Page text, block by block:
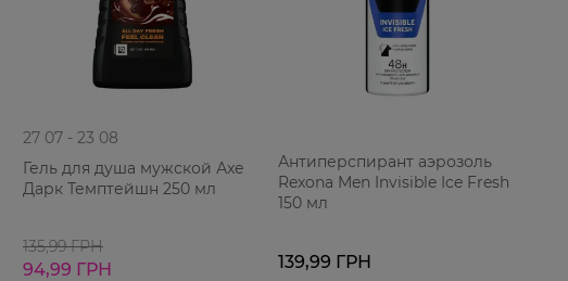
27 07 - 23 08
Гель для душа мужской Аxe
Дарк Темптейшн 250 мл
135,99 ГРН
94,99 ГРН
Антиперспирант аэрозоль
Rexona Men Invisible Ice Fresh
150 мл
139,99 ГРН